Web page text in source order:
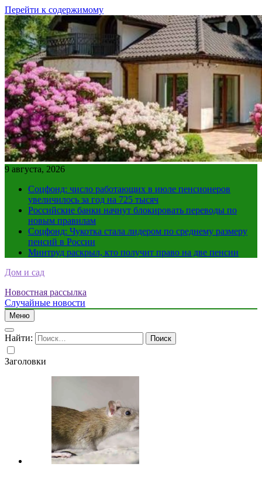
Перейти к содержимому
9 августа, 2026
Соцфонд: число работающих в июле пенсионеров
увеличилось за год на 725 тысяч
Российские банки начнут блокировать переводы по
новым правилам
Соцфонд: Чукотка стала лидером по среднему размеру
пенсий в России
Минтруд раскрыл, кто получит право на две пенсии
Дом и сад
Новостная рассылка
Случайные новости
Меню
Найти:
Заголовки